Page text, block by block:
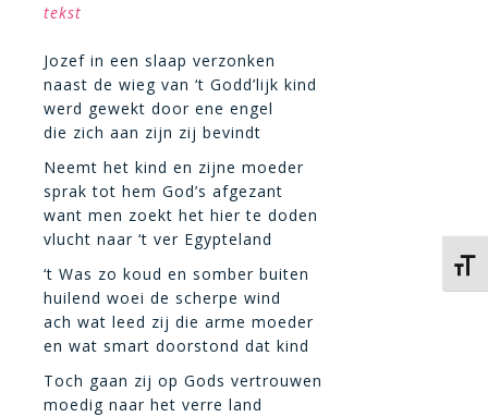
tekst
Jozef in een slaap verzonken
naast de wieg van ‘t Godd’lijk kind
werd gewekt door ene engel
die zich aan zijn zij bevindt
Neemt het kind en zijne moeder
sprak tot hem God’s afgezant
want men zoekt het hier te doden
vlucht naar ‘t ver Egypteland
‘t Was zo koud en somber buiten
huilend woei de scherpe wind
ach wat leed zij die arme moeder
en wat smart doorstond dat kind
Toch gaan zij op Gods vertrouwen
moedig naar het verre land